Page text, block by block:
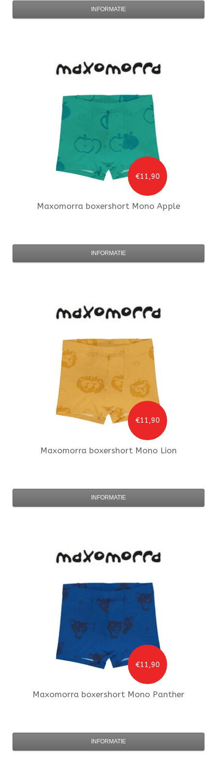
INFORMATIE
€11,90
Maxomorra boxershort Mono Apple
INFORMATIE
€11,90
Maxomorra boxershort Mono Lion
INFORMATIE
€11,90
Maxomorra boxershort Mono Panther
INFORMATIE